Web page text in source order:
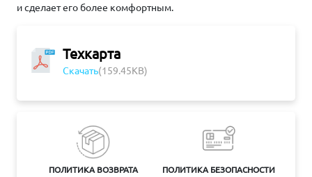
Техкарта
Скачать(159.45KB)
ПОЛИТИКА ВОЗВРАТА ПОЛИТИКА БЕЗОПАСНОСТИ
и сделает его более комфортным.